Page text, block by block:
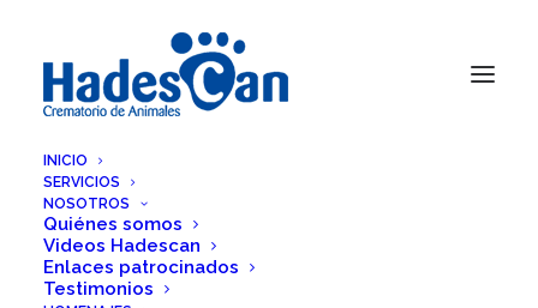
INICIO
SERVICIOS
NOSOTROS
Quiénes somos
Videos Hadescan
Enlaces patrocinados
Testimonios